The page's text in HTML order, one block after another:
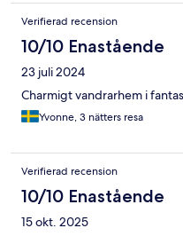
Verifierad recension
10/10 Enastående
23 juli 2024
Charmigt vandrarhem i
Yvonne, 3 nätters resa
Verifierad recension
10/10 Enastående
15 okt. 2025